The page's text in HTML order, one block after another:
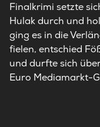
Finalkrimi setzte
Hulak durch und
ging es in die
fielen, entschied
und durfte sich
Euro Mediamarkt-